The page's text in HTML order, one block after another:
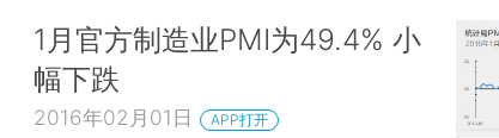
1月官方制造业PMI为49.4% 小
幅下跌
2016年02月01日 APP打开